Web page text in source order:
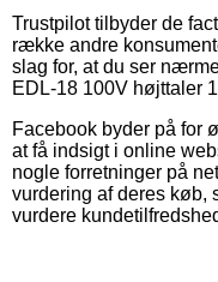
Trustpilot tilbyder de
række andre
slag for, at du ser
EDL-18 100V højttaler
Facebook byder på for
at få indsigt i online
nogle forretninger på
vurdering af deres køb,
vurdere